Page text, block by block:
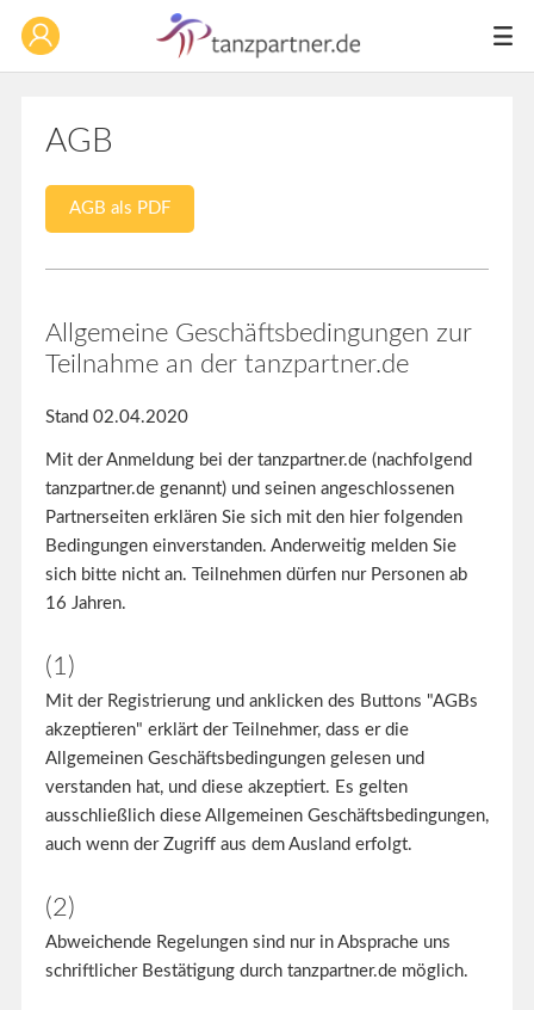
AGB
AGB als PDF
Allgemeine Geschäftsbedingungen zur
Teilnahme an der tanzpartner.de
Stand 02.04.2020
Mit der Anmeldung bei der tanzpartner.de (nachfolgend
tanzpartner.de genannt) und seinen angeschlossenen
Partnerseiten erklären Sie sich mit den hier folgenden
Bedingungen einverstanden. Anderweitig melden Sie
sich bitte nicht an. Teilnehmen dürfen nur Personen ab
16 Jahren.
(1)
Mit der Registrierung und anklicken des Buttons "AGBs
akzeptieren" erklärt der Teilnehmer, dass er die
Allgemeinen Geschäftsbedingungen gelesen und
verstanden hat, und diese akzeptiert. Es gelten
ausschließlich diese Allgemeinen Geschäftsbedingungen,
auch wenn der Zugriff aus dem Ausland erfolgt.
(2)
Abweichende Regelungen sind nur in Absprache uns
schriftlicher Bestätigung durch tanzpartner.de möglich.